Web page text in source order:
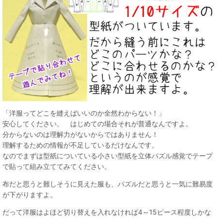
「洋服ってどこを縫えばいいのか全然わからない！」
安心してください。 はじめての場合それが普通なんですよ。
分からないのは理解力がないからではありません！
理解するための情報が不足しているだけなんです。
なのでまずは型紙についている小さい型紙を立体パズル感覚でテープ
で貼って組み立ててみてください。
布だと思うと難しそうに見えた服も、パズルだと思うと一気に難易度
が下がりますよ。
だって洋服はよほど切り替えを入れなければ4～15ピース程度しかな